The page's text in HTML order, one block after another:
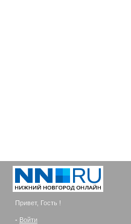
Привет, Гость !
- Войти